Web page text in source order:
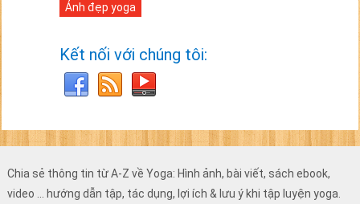
Ảnh đẹp yoga
Kết nối với chúng tôi:
Chia sẻ thông tin từ A-Z về Yoga: Hình ảnh, bài viết, sách ebook,
video ... hướng dẫn tập, tác dụng, lợi ích & lưu ý khi tập luyện yoga.